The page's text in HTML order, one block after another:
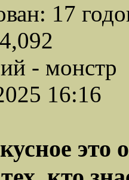
17
- монстр
16:16